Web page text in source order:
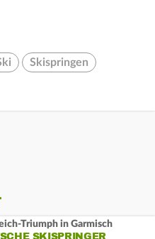
Skispringen
Triumph in Garmisch
SKISPRINGER